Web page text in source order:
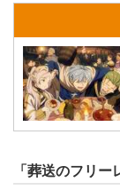
「葬送のフリ